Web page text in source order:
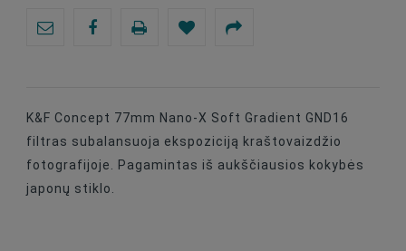
K&F Concept 77mm Nano-X Soft Gradient GND16
filtras subalansuoja ekspoziciją kraštovaizdžio
fotografijoje. Pagamintas iš aukščiausios kokybės
japonų stiklo.